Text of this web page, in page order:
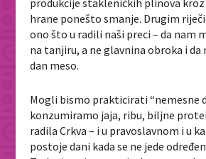
produkcije stakleničkih plinova
hrane ponešto smanje. Drugim
ono što u radili naši preci – da nam
na tanjiru, a ne glavnina obroka i da
dan meso.
Mogli bismo prakticirati “nemesne
konzumiramo jaja, ribu, biljne
radila Crkva – i u pravoslavnom i u
postoje dani kada se ne jede